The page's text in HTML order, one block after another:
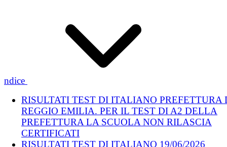
Indice
RISULTATI TEST DI ITALIANO PREFETTURA
REGGIO EMILIA. PER IL TEST DI A2 DELLA
PREFETTURA LA SCUOLA NON RILASCIA
CERTIFICATI
RISULTATI TEST DI ITALIANO 19/06/2026